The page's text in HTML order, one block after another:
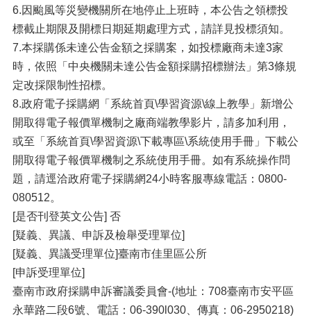
6.因颱風等災變機關所在地停止上班時，本公告之領標投
標截止期限及開標日期延期處理方式，請詳見投標須知。
7.本採購係未達公告金額之採購案，如投標廠商未達3家
時，依照「中央機關未達公告金額採購招標辦法」第3條規
定改採限制性招標。
8.政府電子採購網「系統首頁\學習資源\線上教學」新增公
開取得電子報價單機制之廠商端教學影片，請多加利用，
或至「系統首頁\學習資源\下載專區\系統使用手冊」下載公
開取得電子報價單機制之系統使用手冊。如有系統操作問
題，請逕洽政府電子採購網24小時客服專線電話：0800-
080512。
[是否刊登英文公告] 否
[疑義、異議、申訴及檢舉受理單位]
[疑義、異議受理單位]臺南市佳里區公所
[申訴受理單位]
臺南市政府採購申訴審議委員會-(地址：708臺南市安平區
永華路二段6號、電話：06-390l030、傳真：06-2950218)